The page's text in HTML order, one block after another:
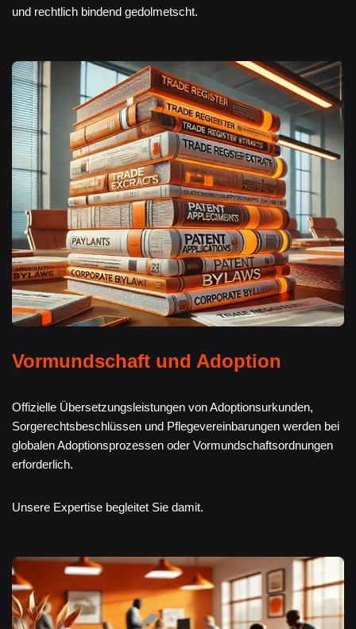
und rechtlich bindend gedolmetscht.
Vormundschaft und Adoption
Offizielle Übersetzungsleistungen von Adoptionsurkunden,
Sorgerechtsbeschlüssen und Pflegevereinbarungen werden bei
globalen Adoptionsprozessen oder Vormundschaftsordnungen
erforderlich.
Unsere Expertise begleitet Sie damit.